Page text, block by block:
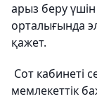
арыз беру
орталығында
қажет.
Сот кабинеті
мемлекеттік